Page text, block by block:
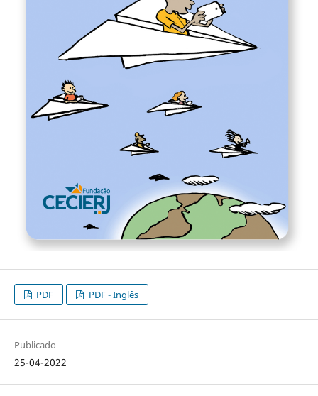
PDF PDF - Inglês
Publicado
25-04-2022